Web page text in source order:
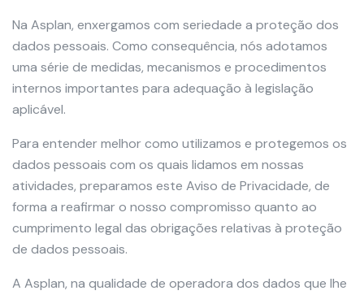
Na Asplan, enxergamos com seriedade a proteção dos
dados pessoais. Como consequência, nós adotamos
uma série de medidas, mecanismos e procedimentos
internos importantes para adequação à legislação
aplicável.
Para entender melhor como utilizamos e protegemos os
dados pessoais com os quais lidamos em nossas
atividades, preparamos este Aviso de Privacidade, de
forma a reafirmar o nosso compromisso quanto ao
cumprimento legal das obrigações relativas à proteção
de dados pessoais.
A Asplan, na qualidade de operadora dos dados que lhe